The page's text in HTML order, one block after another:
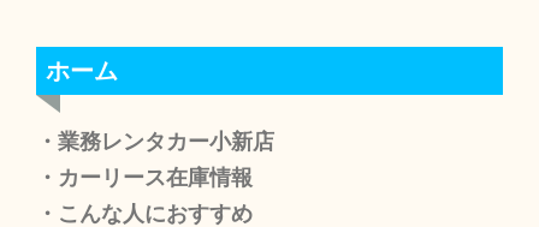
ホーム
・業務レンタカー小新店
・カーリース在庫情報
・こんな人におすすめ